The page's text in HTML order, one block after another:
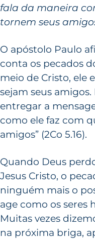
fala da maneira
tornem seus
O apóstolo Paulo
conta os pecados
meio de Cristo, ele
sejam seus
entregar a
como ele faz com
amigos” (2Co 5.16).
Quando Deus
Jesus Cristo, o
ninguém mais o
age como os seres
Muitas vezes
na próxima briga,